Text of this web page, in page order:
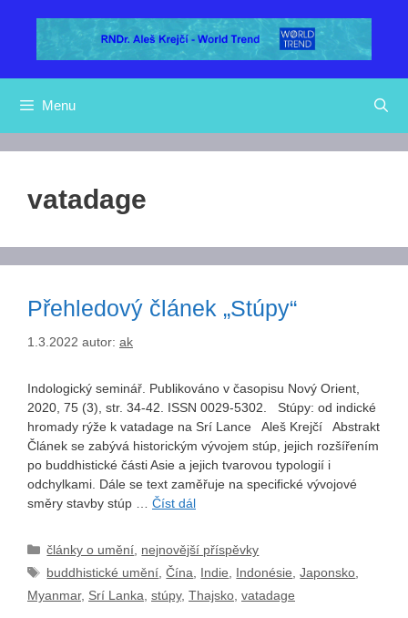
Menu
vatadage
Přehledový článek „Stúpy“
1.3.2022 autor: ak
Indologický seminář. Publikováno v časopisu Nový Orient,
2020, 75 (3), str. 34-42. ISSN 0029-5302. Stúpy: od indické
hromady rýže k vatadage na Srí Lance Aleš Krejčí Abstrakt
Článek se zabývá historickým vývojem stúp, jejich rozšířením
po buddhistické části Asie a jejich tvarovou typologií i
odchylkami. Dále se text zaměřuje na specifické vývojové
směry stavby stúp … Číst dál
Rubriky
články o umění, nejnovější příspěvky
Štítky
buddhistické umění,Čína, Indie, Indonésie,Japonsko,
Myanmar, Srí Lanka, stúpy, Thajsko, vatadage